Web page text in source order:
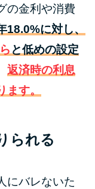
払いきると
しで40万円
の金利や消費
18.0%に対し、
と低めの設定
返済時の利息
す。
られる
にバレないた